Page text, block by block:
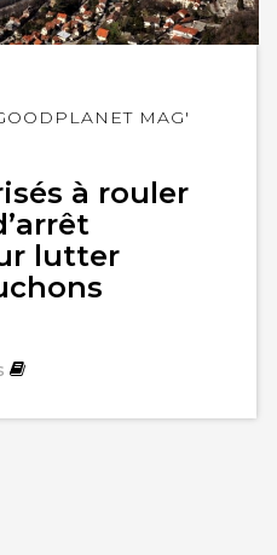
MAG'
à rouler
lutter